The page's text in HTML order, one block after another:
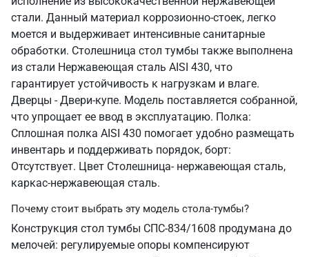
стали. Данный материал коррозионно-стоек, легко
моется и выдерживает интенсивные санитарные
обработки. Столешница стол тумбы также выполнена
из стали Нержавеющая сталь AISI 430, что
гарантирует устойчивость к нагрузкам и влаге.
Дверцы - Двери-купе. Модель поставляется собранной,
что упрощает ее ввод в эксплуатацию. Полка:
Сплошная полка AISI 430 помогает удобно размещать
инвентарь и поддерживать порядок, борт:
Отсутствует. Цвет Столешница- нержавеющая сталь,
каркас-нержавеющая сталь.
Почему стоит выбрать эту модель стола-тумбы?
Конструкция стол тумбы СПС-834/1608 продумана до
мелочей: регулируемые опоры компенсируют